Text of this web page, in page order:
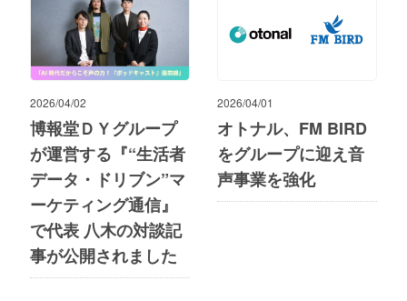
2026/04/02
博報堂ＤＹグループ
が運営する『“生活者
データ・ドリブン”マ
ーケティング通信』
で代表 八木の対談記
事が公開されました
2026/04/01
オトナル、FM BIRD
をグループに迎え音
声事業を強化